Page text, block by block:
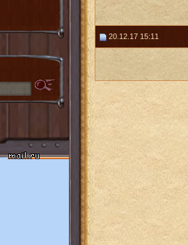
20.12.17 15:11